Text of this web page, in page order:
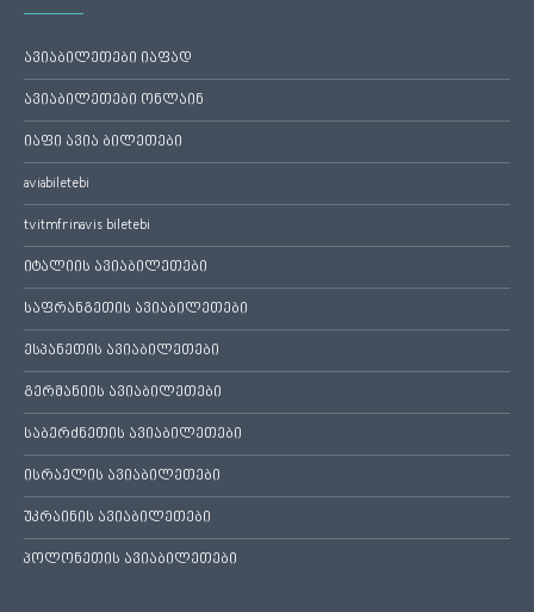
ავიაბილეთები იაფად
ავიაბილეთები ონლაინ
იაფი ავია ბილეთები
aviabiletebi
tvitmfrinavis biletebi
იტალიის ავიაბილეთები
საფრანგეთის ავიაბილეთები
ესპანეთის ავიაბილეთები
გერმანიის ავიაბილეთები
საბერძნეთის ავიაბილეთები
ისრაელის ავიაბილეთები
უკრაინის ავიაბილეთები
პოლონეთის ავიაბილეთები